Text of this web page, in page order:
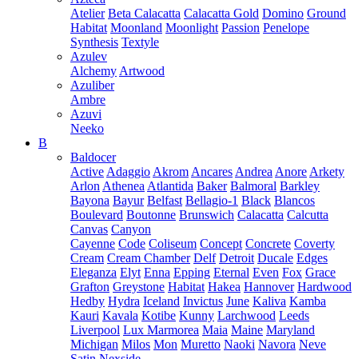
Atelier Beta Calacatta Calacatta Gold Domino Ground
Habitat Moonland Moonlight Passion Penelope
Synthesis Textyle
Azulev
Alchemy Artwood
Azuliber
Ambre
Azuvi
Neeko
B
Baldocer
Active Adaggio Akrom Ancares Andrea Anore Arkety
Arlon Athenea Atlantida Baker Balmoral Barkley
Bayona Bayur Belfast Bellagio-1 Black Blancos
Boulevard Boutonne Brunswich Calacatta Calcutta
Canvas Canyon
Cayenne Code Coliseum Concept Concrete Coverty
Cream Cream Chamber Delf Detroit Ducale Edges
Eleganza Elyt Enna Epping Eternal Even Fox Grace
Grafton Greystone Habitat Hakea Hannover Hardwood
Hedby Hydra Iceland Invictus June Kaliva Kamba
Kauri Kavala Kotibe Kunny Larchwood Leeds
Liverpool Lux Marmorea Maia Maine Maryland
Michigan Milos Mon Muretto Naoki Navora Neve